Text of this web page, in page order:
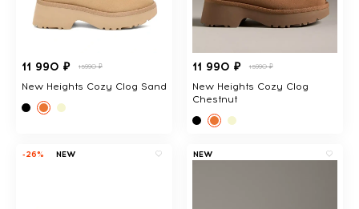
11 990 ₽ 15990 ₽
New Heights Cozy Clog Sand
11 990 ₽ 15990 ₽
New Heights Cozy Clog
Chestnut
-26% NEW NEW